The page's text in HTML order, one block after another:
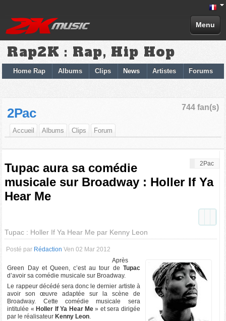
Menu
Rap2K : Rap, Hip Hop
Home Rap Albums Clips News Artistes Forums
744 fan(s)
2Pac
Accueil Albums Clips Forum
2Pac
Tupac aura sa comédie
musicale sur Broadway : Holler If Ya
Hear Me
Tupac : Holler If Ya Hear Me par Kenny Leon
Posté par Rédaction Ven 02 Mar 2012
Après
Green Day et Queen, c’est au tour de Tupac
d’avoir sa comédie musicale sur Broadway.
Le rappeur décédé sera donc le dernier artiste à
avoir son œuvre adaptée sur la scène de
Broadway. Cette comédie musicale sera
intitulée « Holler If Ya Hear Me» et sera dirigée
par le réalisateur Kenny Leon.